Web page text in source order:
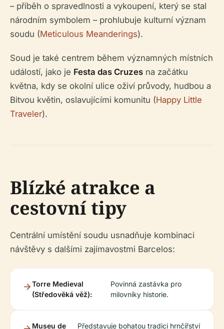
– příběh o spravedlnosti a vykoupení, který se stal
národním symbolem – prohlubuje kulturní význam
soudu (Meticulous Meanderings).
Soud je také centrem během významných místních
událostí, jako je Festa das Cruzes na začátku
května, kdy se okolní ulice oživí průvody, hudbou a
Bitvou květin, oslavujícími komunitu (Happy Little
Traveler).
Blízké atrakce a
cestovní tipy
Centrální umístění soudu usnadňuje kombinaci
návštěvy s dalšími zajímavostmi Barcelos:
Torre Medieval
(Středověká věž):
Povinná zastávka pro
milovníky historie.
Museu de Představuje bohatou tradici hrnčířství